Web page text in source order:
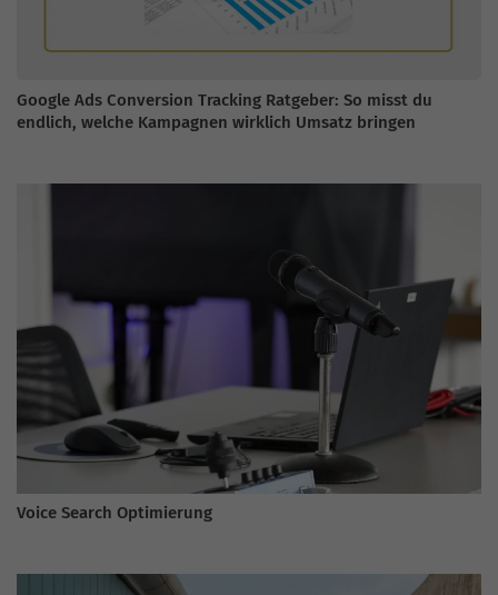
Google Ads Conversion Tracking Ratgeber: So misst du
endlich, welche Kampagnen wirklich Umsatz bringen
Voice Search Optimierung